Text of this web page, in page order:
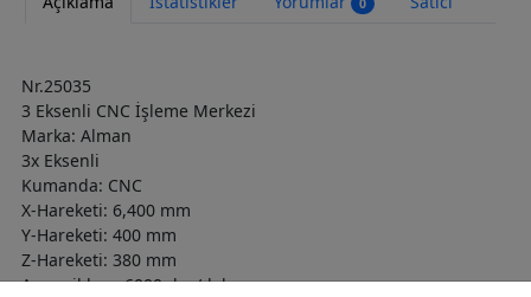
0
Nr.25035
3 Eksenli CNC İşleme Merkezi
Marka: Alman
3x Eksenli
Kumanda: CNC
X-Hareketi: 6,400 mm
Y-Hareketi: 400 mm
Z-Hareketi: 380 mm
Ana mil hızı: 6000 dev/dak.